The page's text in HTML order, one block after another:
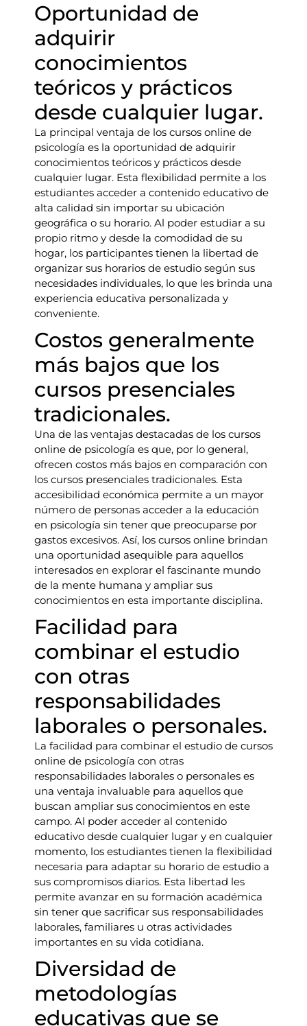
Oportunidad de
adquirir
conocimientos
teóricos y prácticos
desde cualquier lugar.
La principal ventaja de los cursos online de
psicología es la oportunidad de adquirir
conocimientos teóricos y prácticos desde
cualquier lugar. Esta flexibilidad permite a los
estudiantes acceder a contenido educativo de
alta calidad sin importar su ubicación
geográfica o su horario. Al poder estudiar a su
propio ritmo y desde la comodidad de su
hogar, los participantes tienen la libertad de
organizar sus horarios de estudio según sus
necesidades individuales, lo que les brinda una
experiencia educativa personalizada y
conveniente.
Costos generalmente
más bajos que los
cursos presenciales
tradicionales.
Una de las ventajas destacadas de los cursos
online de psicología es que, por lo general,
ofrecen costos más bajos en comparación con
los cursos presenciales tradicionales. Esta
accesibilidad económica permite a un mayor
número de personas acceder a la educación
en psicología sin tener que preocuparse por
gastos excesivos. Así, los cursos online brindan
una oportunidad asequible para aquellos
interesados en explorar el fascinante mundo
de la mente humana y ampliar sus
conocimientos en esta importante disciplina.
Facilidad para
combinar el estudio
con otras
responsabilidades
laborales o personales.
La facilidad para combinar el estudio de cursos
online de psicología con otras
responsabilidades laborales o personales es
una ventaja invaluable para aquellos que
buscan ampliar sus conocimientos en este
campo. Al poder acceder al contenido
educativo desde cualquier lugar y en cualquier
momento, los estudiantes tienen la flexibilidad
necesaria para adaptar su horario de estudio a
sus compromisos diarios. Esta libertad les
permite avanzar en su formación académica
sin tener que sacrificar sus responsabilidades
laborales, familiares u otras actividades
importantes en su vida cotidiana.
Diversidad de
metodologías
educativas que se